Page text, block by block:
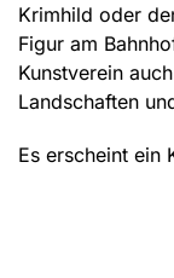
Krimhild oder
Figur am
Kunstverein
Landschaften
Es erscheint ein